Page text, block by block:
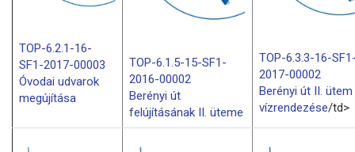
TOP-6.2.1-16-
SF1-2017-00003
Óvodai udvarok
megújítása
TOP-6.1.5-15-SF1-
2016-00002
Berényi út
felújításának II. üteme
TOP-6.3.3-16-
2017-00002
Berényi út II. ütem
vízrendezése/td>